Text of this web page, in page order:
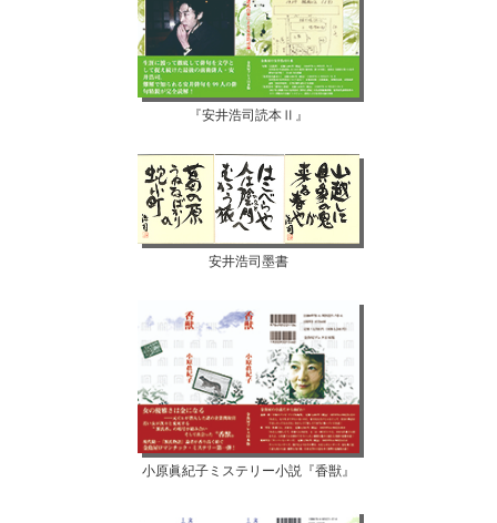
『安井浩司読本Ⅱ』
安井浩司墨書
小原眞紀子ミステリー小説『香獣』